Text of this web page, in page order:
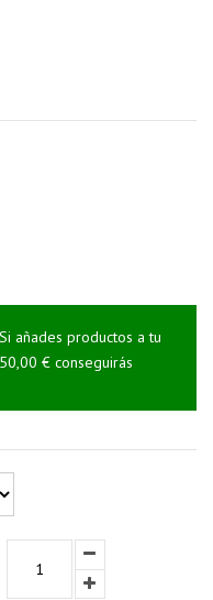
añades productos a tu
€ conseguirás